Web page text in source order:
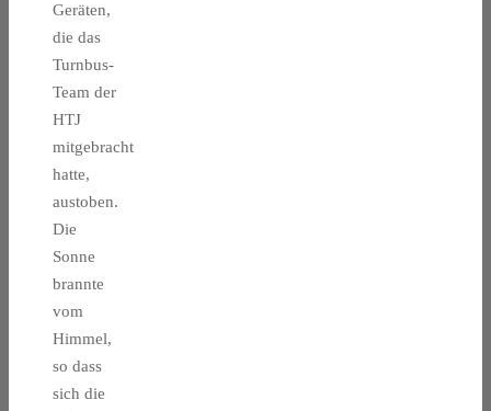
Geräten,
die das
Turnbus-
Team der
HTJ
mitgebracht
hatte,
austoben.
Die
Sonne
brannte
vom
Himmel,
so dass
sich die